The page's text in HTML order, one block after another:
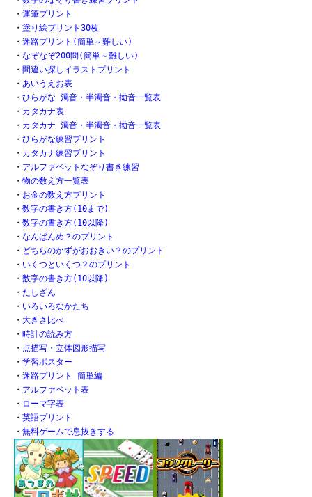
・ 運筆プリント
・ 塗り絵プリント30枚
・ 迷路プリント(簡単～難しい)
・ なぞなぞ200問(簡単～難しい)
・ 間違い探しイラストプリント
・ あいうえお表
・ ひらがな 濁音・半濁音・拗音一覧表
・ カタカナ表
・ カタカナ 濁音・半濁音・拗音一覧表
・ ひらがな練習プリント
・ カタカナ練習プリント
・ アルファベットなぞり書き練習
・ 物の数え方一覧表
・ お金の数え方プリント
・ 数字の書き方(10まで)
・ 数字の書き方(10以降)
・ なんばんめ？のプリント
・ どちらのかずがおおきい？のプリント
・ いくつといくつ？のプリント
・ 数字の書き方(10以降)
・ たしざん
・ いろいろなかたち
・ 大きさ比べ
・ 時計の読み方
・ 点描写・立体図形描写
・ 学習ポスター
・ 迷路プリント 簡単編
・ アルファベット表
・ ローマ字表
・ 英語プリント
・ 無料ゲームで息抜きする